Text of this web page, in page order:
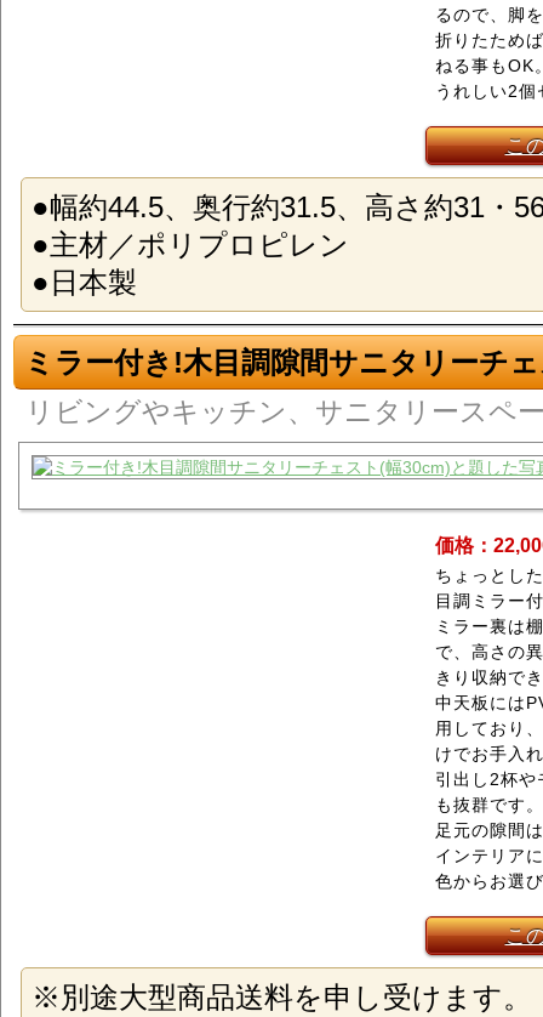
るので、脚
折りたため
ねる事もOK
うれしい2
こ
●幅約44.5、奥行約31.5、高さ約31・
●主材／ポリプロピレン
●日本製
ミラー付き!木目調隙間サニタリーチ
リビングやキッチン、サニタリースペ
価格：
ちょっとし
目調ミラー
ミラー裏は
で、高さの
きり収納で
中天板には
用しており
けでお手入
引出し2杯や
も抜群です。
足元の隙間
インテリア
色からお選
こ
※別途大型商品送料を申し受けます。